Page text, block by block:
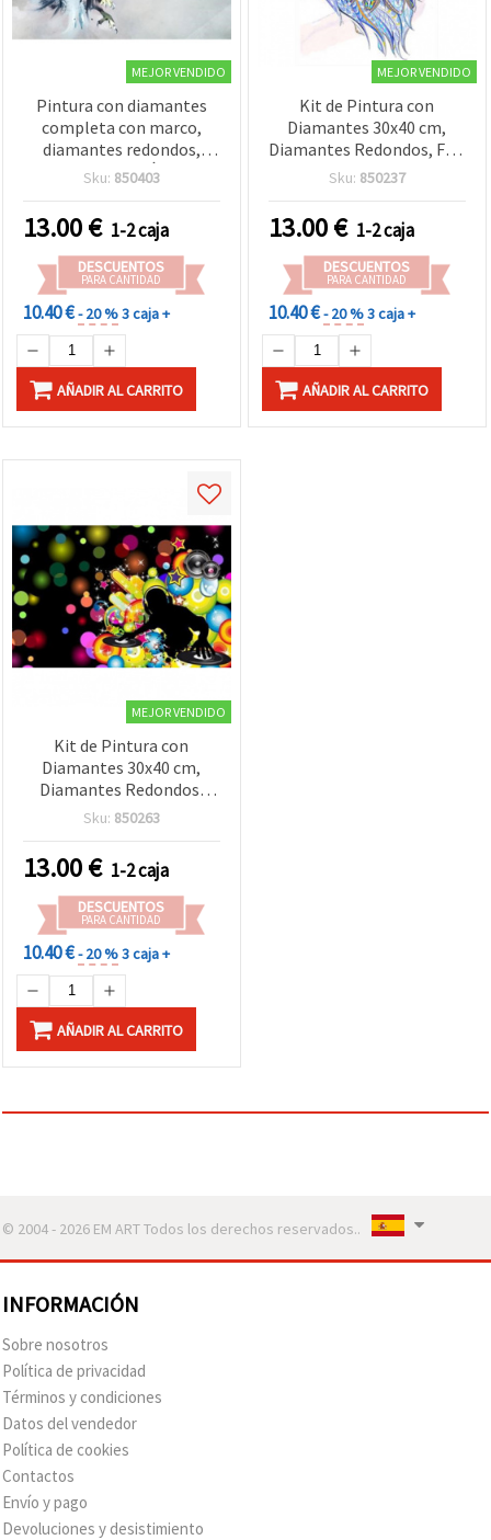
MEJOR VENDIDO
Pintura con diamantes
completa con marco,
diamantes redondos,
30x40 cm - El Águila
Sku: 850403
13.00€ 1-2 caja
DESCUENTOS
PARA CANTIDAD
10.40 €- 20 %3 caja +
AÑADIR AL CARRITO
MEJOR VENDIDO
Kit de Pintura con
Diamantes 30x40 cm,
Diamantes Redondos, Full
Drill con Marco - Zorrito
Sku: 850237
13.00€ 1-2 caja
DESCUENTOS
PARA CANTIDAD
10.40 €- 20 %3 caja +
AÑADIR AL CARRITO
MEJOR VENDIDO
Kit de Pintura con
Diamantes 30x40 cm,
Diamantes Redondos,
Cobertura Completa con
YSG7953
Sku: 850263
13.00€ 1-2 caja
DESCUENTOS
PARA CANTIDAD
10.40 €- 20 %3 caja +
AÑADIR AL CARRITO
© 2004 - 2026 EM ART Todos los derechos reservados..
INFORMACIÓN
Sobre nosotros
Política de privacidad
Términos y condiciones
Datos del vendedor
Política de cookies
Contactos
Envío y pago
Devoluciones y desistimiento